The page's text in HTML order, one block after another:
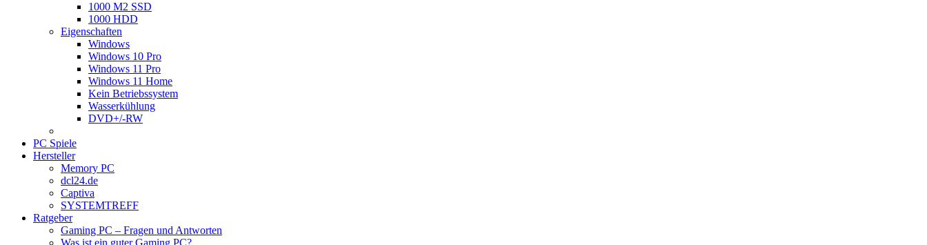
1000 M2 SSD
1000 HDD
Eigenschaften
Windows
Windows 10 Pro
Windows 11 Pro
Windows 11 Home
Kein Betriebssystem
Wasserkühlung
DVD+/-RW
PC Spiele
Hersteller
Memory PC
dcl24.de
Captiva
SYSTEMTREFF
Ratgeber
Gaming PC – Fragen und Antworten
Was ist ein guter Gaming PC?